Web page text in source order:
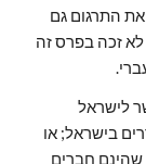
התרגום גם
זכה בפרס זה
לישראל
בישראל; או
שהינם חברים